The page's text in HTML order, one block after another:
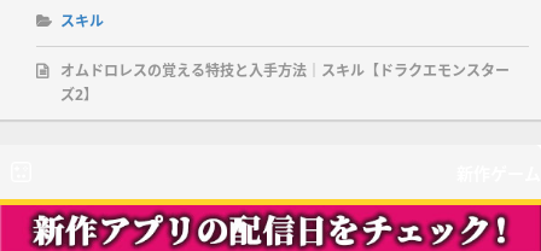
スキル
オムドロレスの覚える特技と入手方法｜スキル【ドラクエモンスター
ズ2】